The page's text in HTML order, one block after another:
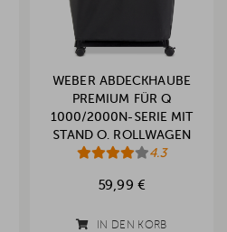
WEBER ABDECKHAUBE
PREMIUM FÜR Q
1000/2000N-SERIE MIT
STAND O. ROLLWAGEN
(2025)
4.3
59,99 €
IN DEN KORB